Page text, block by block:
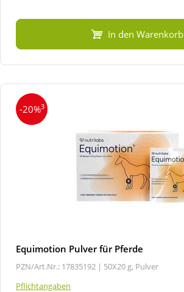
In den Warenkorb
-20%3
Equimotion Pulver für Pferde
PZN/Art.Nr.: 17835192 | 50X20 g, Pulver
Pflichtangaben